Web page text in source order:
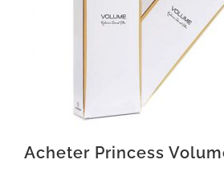
Acheter Princess